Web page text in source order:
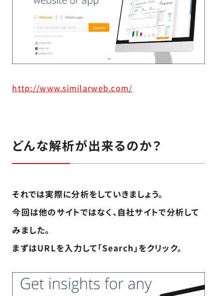
http://www.similarweb.com/
どんな解析が出来るのか？
それでは実際に分析をしていきましょう。
今回は他のサイトではなく、自社サイトで分析して
みました。
まずはURLを入力して「Search」をクリック。